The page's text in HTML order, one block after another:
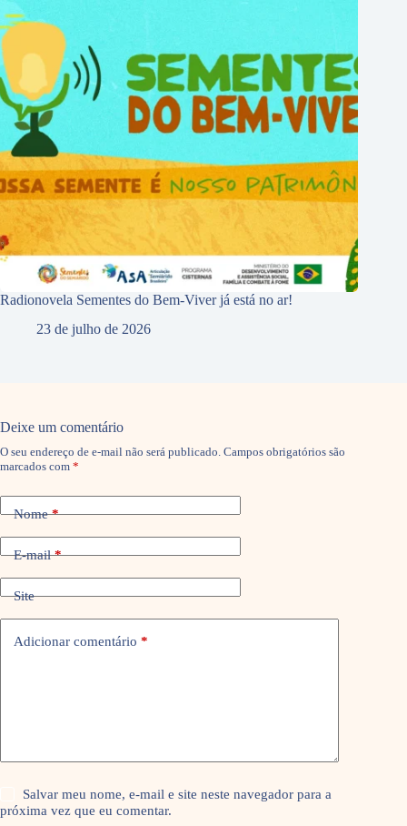
Radionovela Sementes do Bem-Viver já está no ar!
23 de julho de 2026
Deixe um comentário
O seu endereço de e-mail não será publicado. Campos obrigatórios são
marcados com *
Nome*
E-mail*
Site
Adicionar comentário *
Salvar meu nome, e-mail e site neste navegador para a
próxima vez que eu comentar.